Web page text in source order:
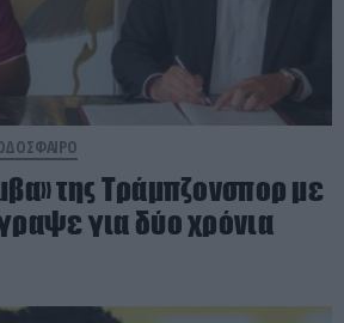
της Τράμπζονσπορ με
για δύο χρόνια